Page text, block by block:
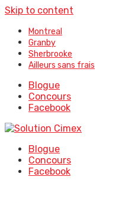
Skip to content
Montreal
Granby
Sherbrooke
Ailleurs sans frais
Blogue
Concours
Facebook
Blogue
Concours
Facebook